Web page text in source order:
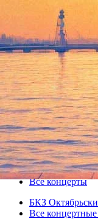
Балет
с
15 декабря 2012,
Версия для печати
Все концерты
БКЗ
Все